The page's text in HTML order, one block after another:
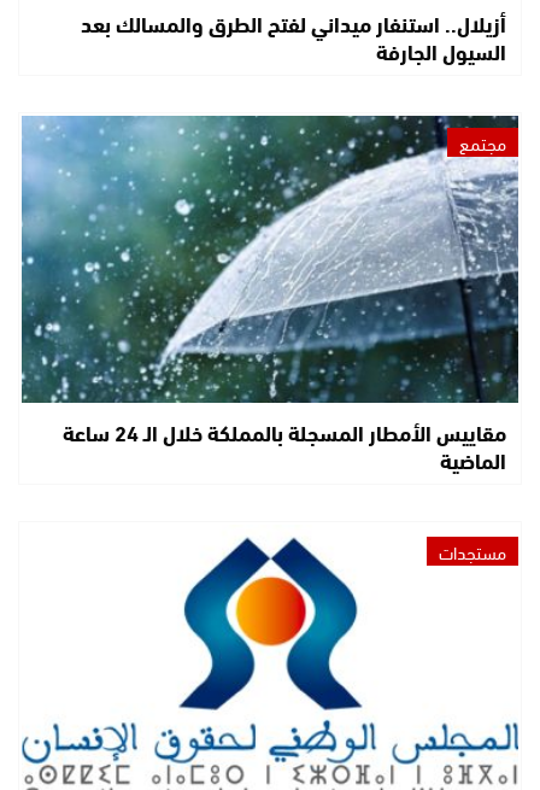
أزيلال.. استنفار ميداني لفتح الطرق والمسالك بعد
السيول الجارفة
مجتمع
مقاييس الأمطار المسجلة بالمملكة خلال الـ 24 ساعة
الماضية
مستجدات